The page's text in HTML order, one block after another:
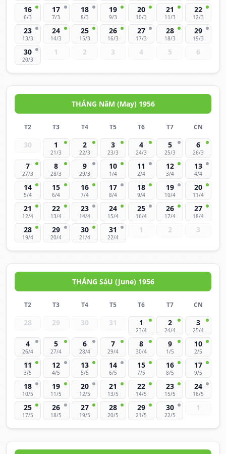
16
6/3
17
7/3
18
8/3
19
9/3
20
10/3
21
11/3
22
12/3
23
13/3
24
14/3
25
15/3
26
16/3
27
17/3
28
18/3
29
19/3
30
20/3
1 2 3 4 5 6
THÁNG NăM (May) 1956
T2 T3 T4 T5 T6 T7 CN
30 1
21/3
2
22/3
3
23/3
4
24/3
5
25/3
6
26/3
7
27/3
8
28/3
9
29/3
10
1/4
11
2/4
12
3/4
13
4/4
14
5/4
15
6/4
16
7/4
17
8/4
18
9/4
19
10/4
20
11/4
21
12/4
22
13/4
23
14/4
24
15/4
25
16/4
26
17/4
27
18/4
28
19/4
29
20/4
30
21/4
31
22/4
1 2 3
THÁNG SáU (June) 1956
T2 T3 T4 T5 T6 T7 CN
28 29 30 31 1
23/4
2
24/4
3
25/4
4
26/4
5
27/4
6
28/4
7
29/4
8
30/4
9
1/5
10
2/5
11
3/5
12
4/5
13
5/5
14
6/5
15
7/5
16
8/5
17
9/5
18
10/5
19
11/5
20
12/5
21
13/5
22
14/5
23
15/5
24
16/5
25
17/5
26
18/5
27
19/5
28
20/5
29
21/5
30
22/5
1